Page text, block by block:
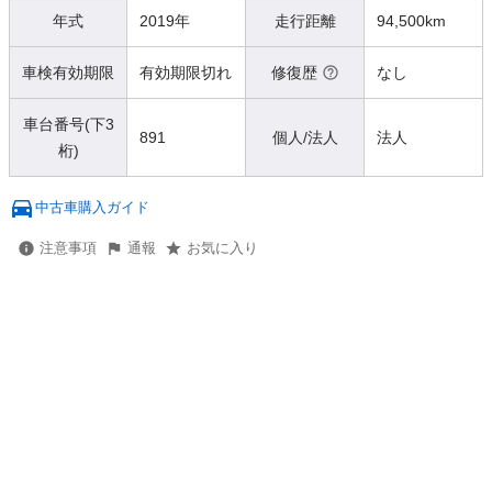
年式 2019年 走行距離 94,500km
車検有効期限 有効期限切れ 修復歴 なし
車台番号(下3
桁)
891 個人/法人 法人
中古車購入ガイド
注意事項 通報 お気に入り